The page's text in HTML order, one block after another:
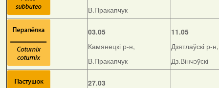
В.Пракапчук
03.05
Камянецкі р-н,
В.Пракапчук
11.05
Дзятлаўскі р-н,
Дз.Вінчэўскі
27.03